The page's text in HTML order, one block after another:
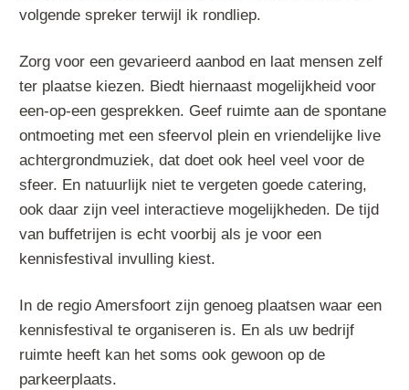
volgende spreker terwijl ik rondliep.
Zorg voor een gevarieerd aanbod en laat mensen zelf
ter plaatse kiezen. Biedt hiernaast mogelijkheid voor
een-op-een gesprekken. Geef ruimte aan de spontane
ontmoeting met een sfeervol plein en vriendelijke live
achtergrondmuziek, dat doet ook heel veel voor de
sfeer. En natuurlijk niet te vergeten goede catering,
ook daar zijn veel interactieve mogelijkheden. De tijd
van buffetrijen is echt voorbij als je voor een
kennisfestival invulling kiest.
In de regio Amersfoort zijn genoeg plaatsen waar een
kennisfestival te organiseren is. En als uw bedrijf
ruimte heeft kan het soms ook gewoon op de
parkeerplaats.